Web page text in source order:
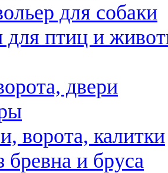
для собаки
птиц и
двери
ворота, калитки
бревна и бруса